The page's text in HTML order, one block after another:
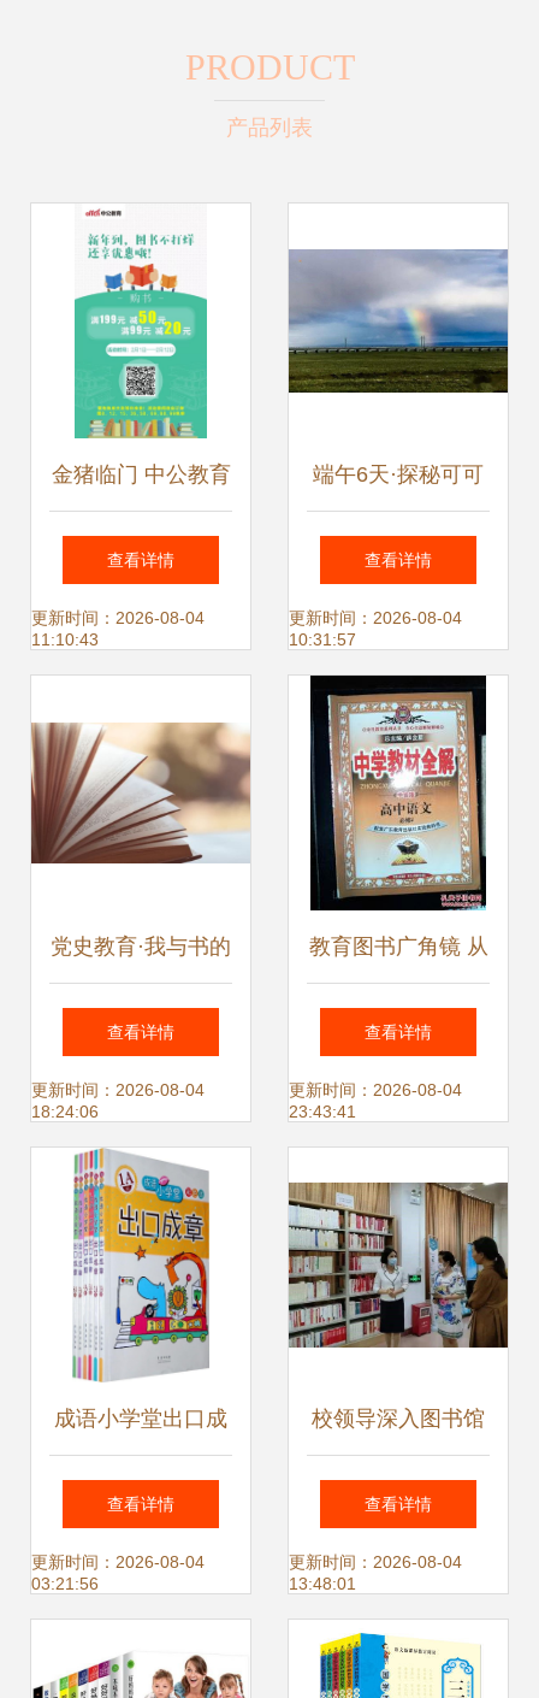
PRODUCT
产品列表
金猪临门 中公教育
新年不打烊，购书
享超值优惠
查看详情
更新时间：2026-08-04
11:10:43
端午6天·探秘可可
西里 西部地理教科
书级别的线路，走
入中国最后无人区
查看详情
更新时间：2026-08-04
10:31:57
党史教育·我与书的
故事｜征文比赛优
秀作品展播之十九
《我的读书故事 教
育图书的启示》
查看详情
更新时间：2026-08-04
18:24:06
教育图书广角镜 从
启蒙到青春的学习
全攻略
查看详情
更新时间：2026-08-04
23:43:41
成语小学堂出口成
章套装 让孩子在趣
味中掌握语言精华
查看详情
更新时间：2026-08-04
03:21:56
校领导深入图书馆
调研指导，助力主
题教育图书专架建
设
查看详情
更新时间：2026-08-04
13:48:01